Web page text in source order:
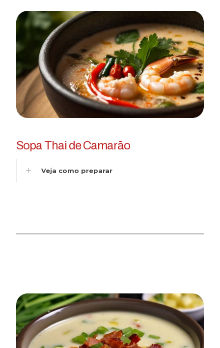
Sopa Thai de Camarão
Veja como preparar